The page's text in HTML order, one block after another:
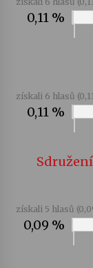
0,11 %
získali 6 hlasů
0,11 %
získali 5 hlasů
0,09 %